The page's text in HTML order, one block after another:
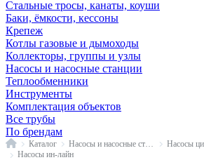
Стальные тросы, канаты, коуши
Баки, ёмкости, кессоны
Крепеж
Котлы газовые и дымоходы
Коллекторы, группы и узлы
Насосы и насосные станции
Теплообменники
Инструменты
Комплектация объектов
Все трубы
По брендам
ГлавнаяКаталог
Насосы ин-лайн